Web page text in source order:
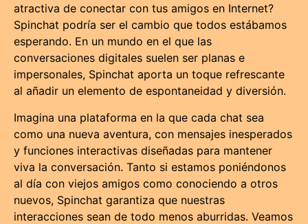
atractiva de conectar con tus amigos en Internet?
Spinchat podría ser el cambio que todos estábamos
esperando. En un mundo en el que las
conversaciones digitales suelen ser planas e
impersonales, Spinchat aporta un toque refrescante
al añadir un elemento de espontaneidad y diversión.
Imagina una plataforma en la que cada chat sea
como una nueva aventura, con mensajes inesperados
y funciones interactivas diseñadas para mantener
viva la conversación. Tanto si estamos poniéndonos
al día con viejos amigos como conociendo a otros
nuevos, Spinchat garantiza que nuestras
interacciones sean de todo menos aburridas. Veamos